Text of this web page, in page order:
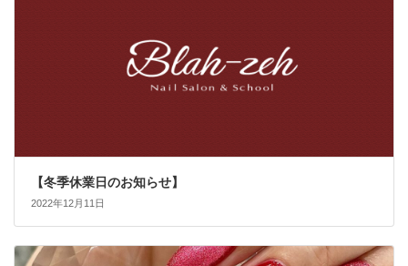
【冬季休業日のお知らせ】
2022年12月11日